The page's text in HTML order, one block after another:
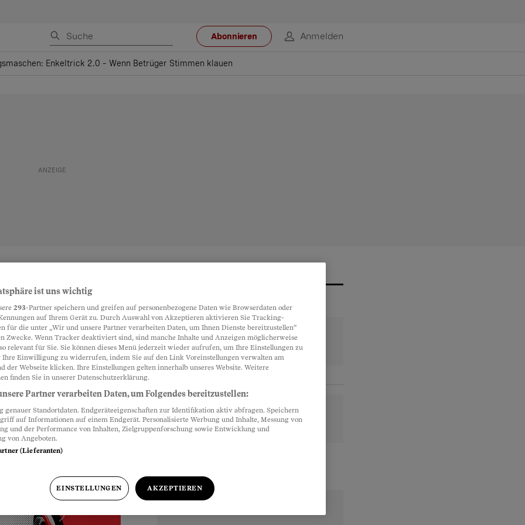
Abonnieren Anmelden
Enkeltrick 2.0 – Wenn Betrüger Stimmen klauen
– die
neueste Trick:
zu klauen
ist uns wichtig
293-Partner speichern und greifen auf personenbezogene Daten wie Browserdaten oder
auf Ihrem Gerät zu. Durch Auswahl von Akzeptieren aktivieren Sie Tracking-
für die unter „Wir und unsere Partner verarbeiten Daten, um Ihnen Dienste bereitzustellen“
Zwecke. Wenn Tracker deaktiviert sind, sind manche Inhalte und Anzeigen möglicherweise
relevant für Sie. Sie können dieses Menü jederzeit wieder aufrufen, um Ihre Einstellungen zu
Ihre Einwilligung zu widerrufen, indem Sie auf den Link Voreinstellungen verwalten am
der Webseite klicken. Ihre Einstellungen gelten innerhalb unseres Website. Weitere
finden Sie in unserer Datenschutzerklärung.
Partner verarbeiten Daten, um Folgendes bereitzustellen:
genauer Standortdaten. Endgeräteeigenschaften zur Identifikation aktiv abfragen. Speichern
auf Informationen auf einem Endgerät. Personalisierte Werbung und Inhalte, Messung von
und der Performance von Inhalten, Zielgruppenforschung sowie Entwicklung und
von Angeboten.
(Lieferanten)
EINSTELLUNGEN AKZEPTIEREN